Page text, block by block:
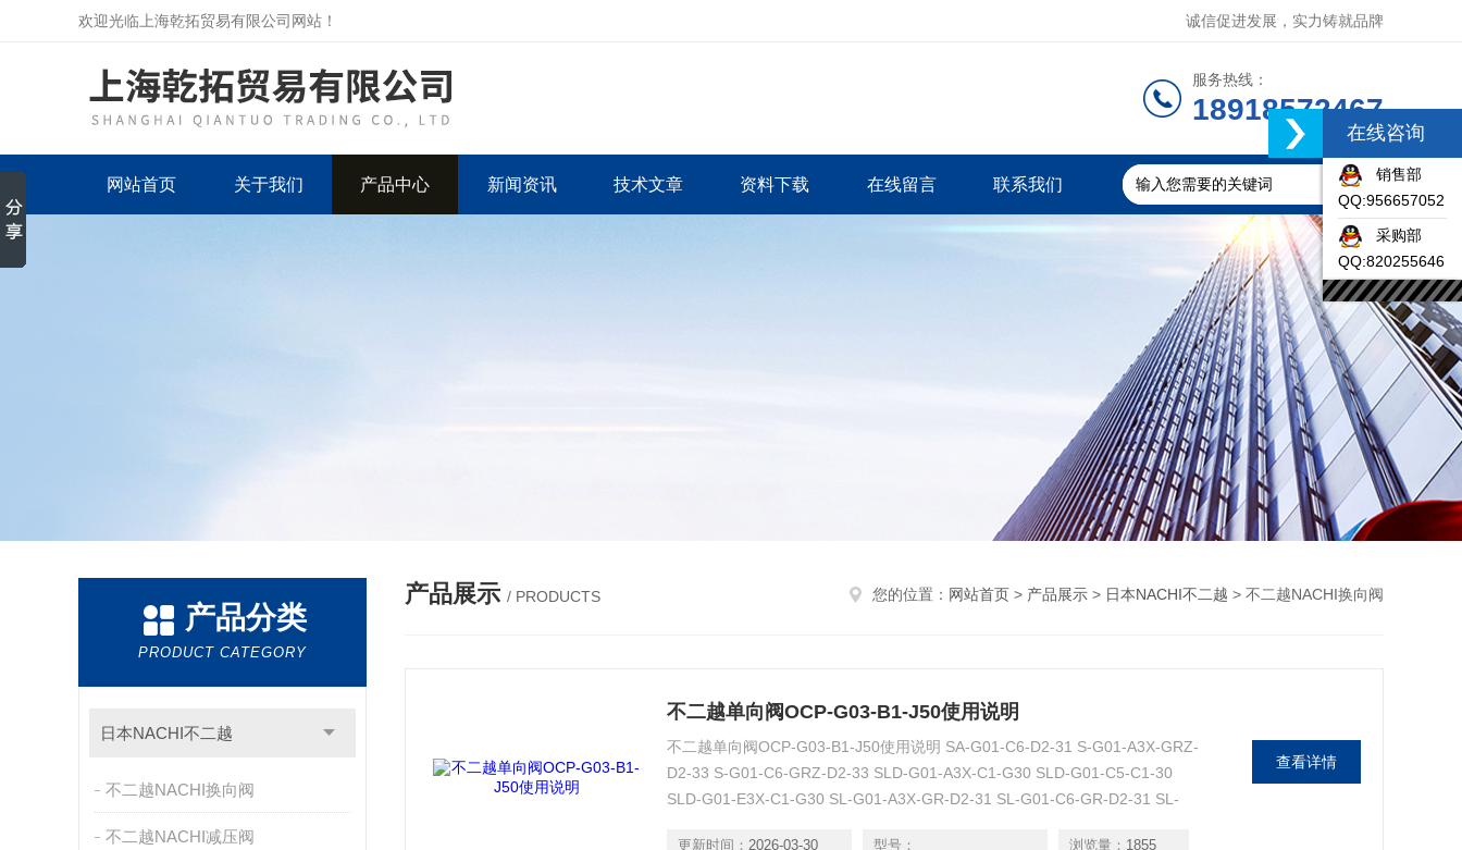
欢迎光临上海乾拓贸易有限公司网站！ 诚信促进发展，实力铸就品牌
服务热线：
18918572467
网站首页 关于我们 产品中心 新闻资讯 技术文章 资料下载 在线留言 联系我们
产品分类
PRODUCT CATEGORY
日本NACHI不二越
不二越NACHI换向阀
不二越NACHI减压阀
产品展示 / PRODUCTS 您的位置： 网站首页 > 产品展示 > 日本NACHI不二越 > 不二越NACHI换向阀
不二越单向阀OCP-G03-B1-J50使用说明
不二越单向阀OCP-G03-B1-J50使用说明 SA-G01-C6-D2-31 S-G01-A3X-GRZ-
D2-33 S-G01-C6-GRZ-D2-33 SLD-G01-A3X-C1-G30 SLD-G01-C5-C1-30
SLD-G01-E3X-C1-G30 SL-G01-A3X-GR-D2-31 SL-G01-C6-GR-D2-31 SL-
更新时间： 2026-03-30 型号： 浏览量： 1855
查看详情
在线咨询
销售部
QQ:956657052
采购部
QQ:820255646